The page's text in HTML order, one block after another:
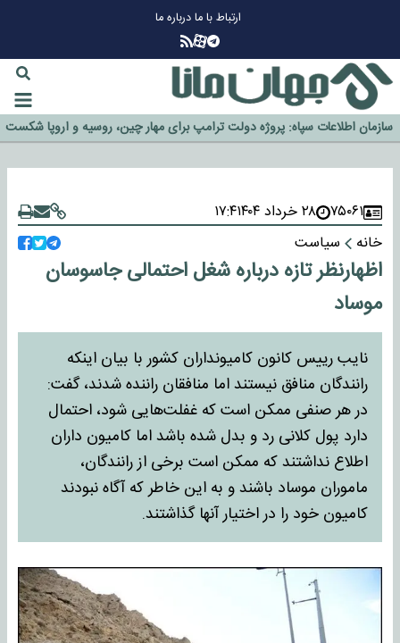
ارتباط با مادرباره ما
گزینه جدایی اوسمار روی میز مدیران پرسپولیس
آیا رئیس جمهور آمریکا قانون را دور می‌زند؟
اخراج رسمی چهره نامدار از پرسپولیس
سازمان اطلاعات سپاه: پروژه دولت ترامپ برای مهار چین، روسیه و اروپا شکست
خورد
۷۵۰۶۱ ۲۸ خرداد ۱۴۰۴
۱۷:۴
خانه
سیاست
اظهارنظر تازه درباره شغل احتمالی جاسوسان
موساد
نایب رییس کانون کامیونداران کشور با بیان اینکه
رانندگان منافق نیستند اما منافقان راننده شدند، گفت:
در هر صنفی ممکن است که غفلت‌هایی شود، احتمال
دارد پول کلانی رد و بدل شده باشد اما کامیون داران
اطلاع نداشتند که ممکن است برخی از رانندگان،
ماموران موساد باشند و به این خاطر که آگاه نبودند
کامیون خود را در اختیار آنها گذاشتند.